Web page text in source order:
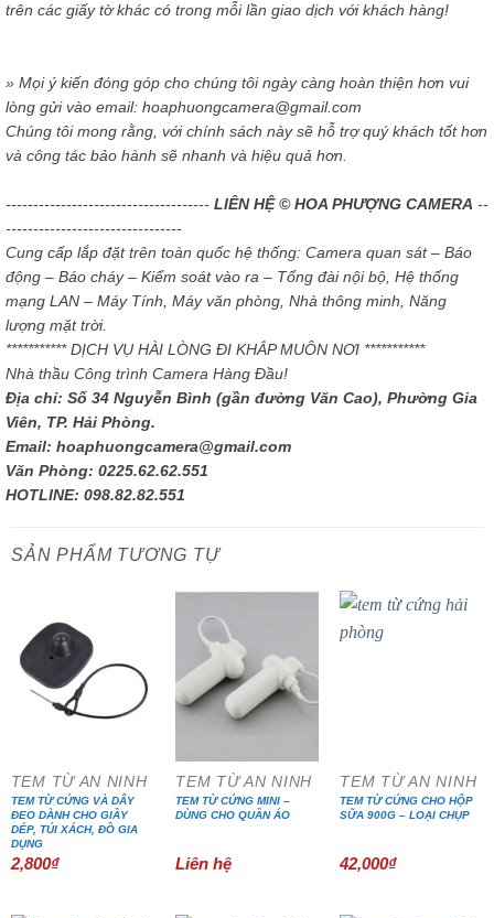
trên các giấy tờ khác có trong mỗi lần giao dịch với khách hàng!
» Mọi ý kiến đóng góp cho chúng tôi ngày càng hoàn thiện hơn vui
lòng gửi vào email: hoaphuongcamera@gmail.com
Chúng tôi mong rằng, với chính sách này sẽ hỗ trợ quý khách tốt hơn
và công tác bảo hành sẽ nhanh và hiệu quả hơn.
------------------------------------- LIÊN HỆ © HOA PHƯỢNG CAMERA --
--------------------------------
Cung cấp lắp đặt trên toàn quốc hệ thống: Camera quan sát – Báo
động – Báo cháy – Kiểm soát vào ra – Tổng đài nội bộ, Hệ thống
mạng LAN – Máy Tính, Máy văn phòng, Nhà thông minh, Năng
lượng mặt trời.
*********** DỊCH VỤ HÀI LÒNG ĐI KHẮP MUÔN NƠI ***********
Nhà thầu Công trình Camera Hàng Đầu!
Địa chỉ: Số 34 Nguyễn Bình (gần đường Văn Cao), Phường Gia
Viên, TP. Hải Phòng.
Email: hoaphuongcamera@gmail.com
Văn Phòng: 0225.62.62.551
HOTLINE: 098.82.82.551
SẢN PHẨM TƯƠNG TỰ
TEM TỪ AN NINH
TEM TỪ CỨNG VÀ DÂY
ĐEO DÀNH CHO GIẦY
DÉP, TÚI XÁCH, ĐỒ GIA
DỤNG
2,800₫
TEM TỪ AN NINH
TEM TỪ CỨNG MINI –
DÙNG CHO QUẦN ÁO
Liên hệ
TEM TỪ AN NINH
TEM TỪ CỨNG CHO HỘP
SỮA 900G – LOẠI CHỤP
42,000₫